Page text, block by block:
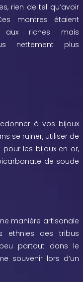
rien de tel qu’avoir
montres étaient
aux riches mais
nettement plus
à vos bijoux
se ruiner, utiliser de
pour les bijoux en or,
de soude
manière artisanale
ethnies des tribus
partout dans le
souvenir lors d’un